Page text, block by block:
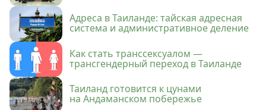
Адреса в Таиланде: тайская адресная
система и административное деление
Как стать транссексуалом —
трансгендерный переход в Таиланде
Таиланд готовится к цунами
на Андаманском побережье